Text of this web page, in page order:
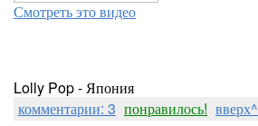
Смотреть это видео
Lolly Pop - Япония
комментарии: 3 понравилось! вверх^